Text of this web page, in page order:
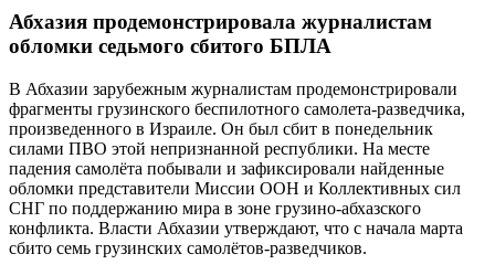
Абхазия продемонстрировала журналистам
обломки седьмого сбитого БПЛА
В Абхазии зарубежным журналистам продемонстрировали
фрагменты грузинского беспилотного самолета-разведчика,
произведенного в Израиле. Он был сбит в понедельник
силами ПВО этой непризнанной республики. На месте
падения самолёта побывали и зафиксировали найденные
обломки представители Миссии ООН и Коллективных сил
СНГ по поддержанию мира в зоне грузино-абхазского
конфликта. Власти Абхазии утверждают, что с начала марта
сбито семь грузинских самолётов-разведчиков.